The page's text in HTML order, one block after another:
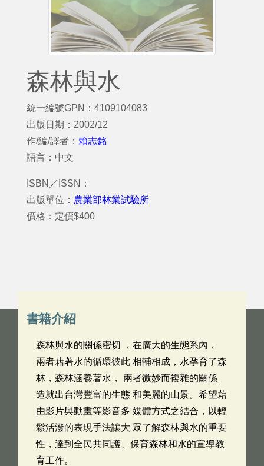
森林與水
統一編號GPN：4109104083
出版日期：2002/12
作/編/譯者： 賴志銘
語言：中文
ISBN／ISSN：
出版單位： 農業部林業試驗所
價格：定價$400
書籍介紹
森林與水的關係密切 ，在廣大的生態系內，
兩者藉著水的循環彼此 相輔相成，水孕育了森
林，森林涵養著水， 兩者微妙而複雜的關係
造就出台灣豐富的生態 和美麗的山景。希望藉
由影片與動畫等影音多 媒體方式之結合，以輕
鬆活潑的表現手法讓大 眾了解森林與水的重要
性，達到全民共同護、保育森林和水的宣導教
育工作。